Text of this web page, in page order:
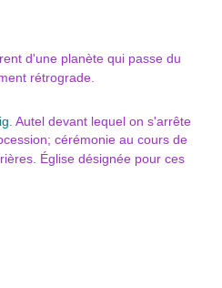
d'une planète qui passe du
rétrograde.
Autel devant lequel on s'arrête
cérémonie au cours de
Église désignée pour ces